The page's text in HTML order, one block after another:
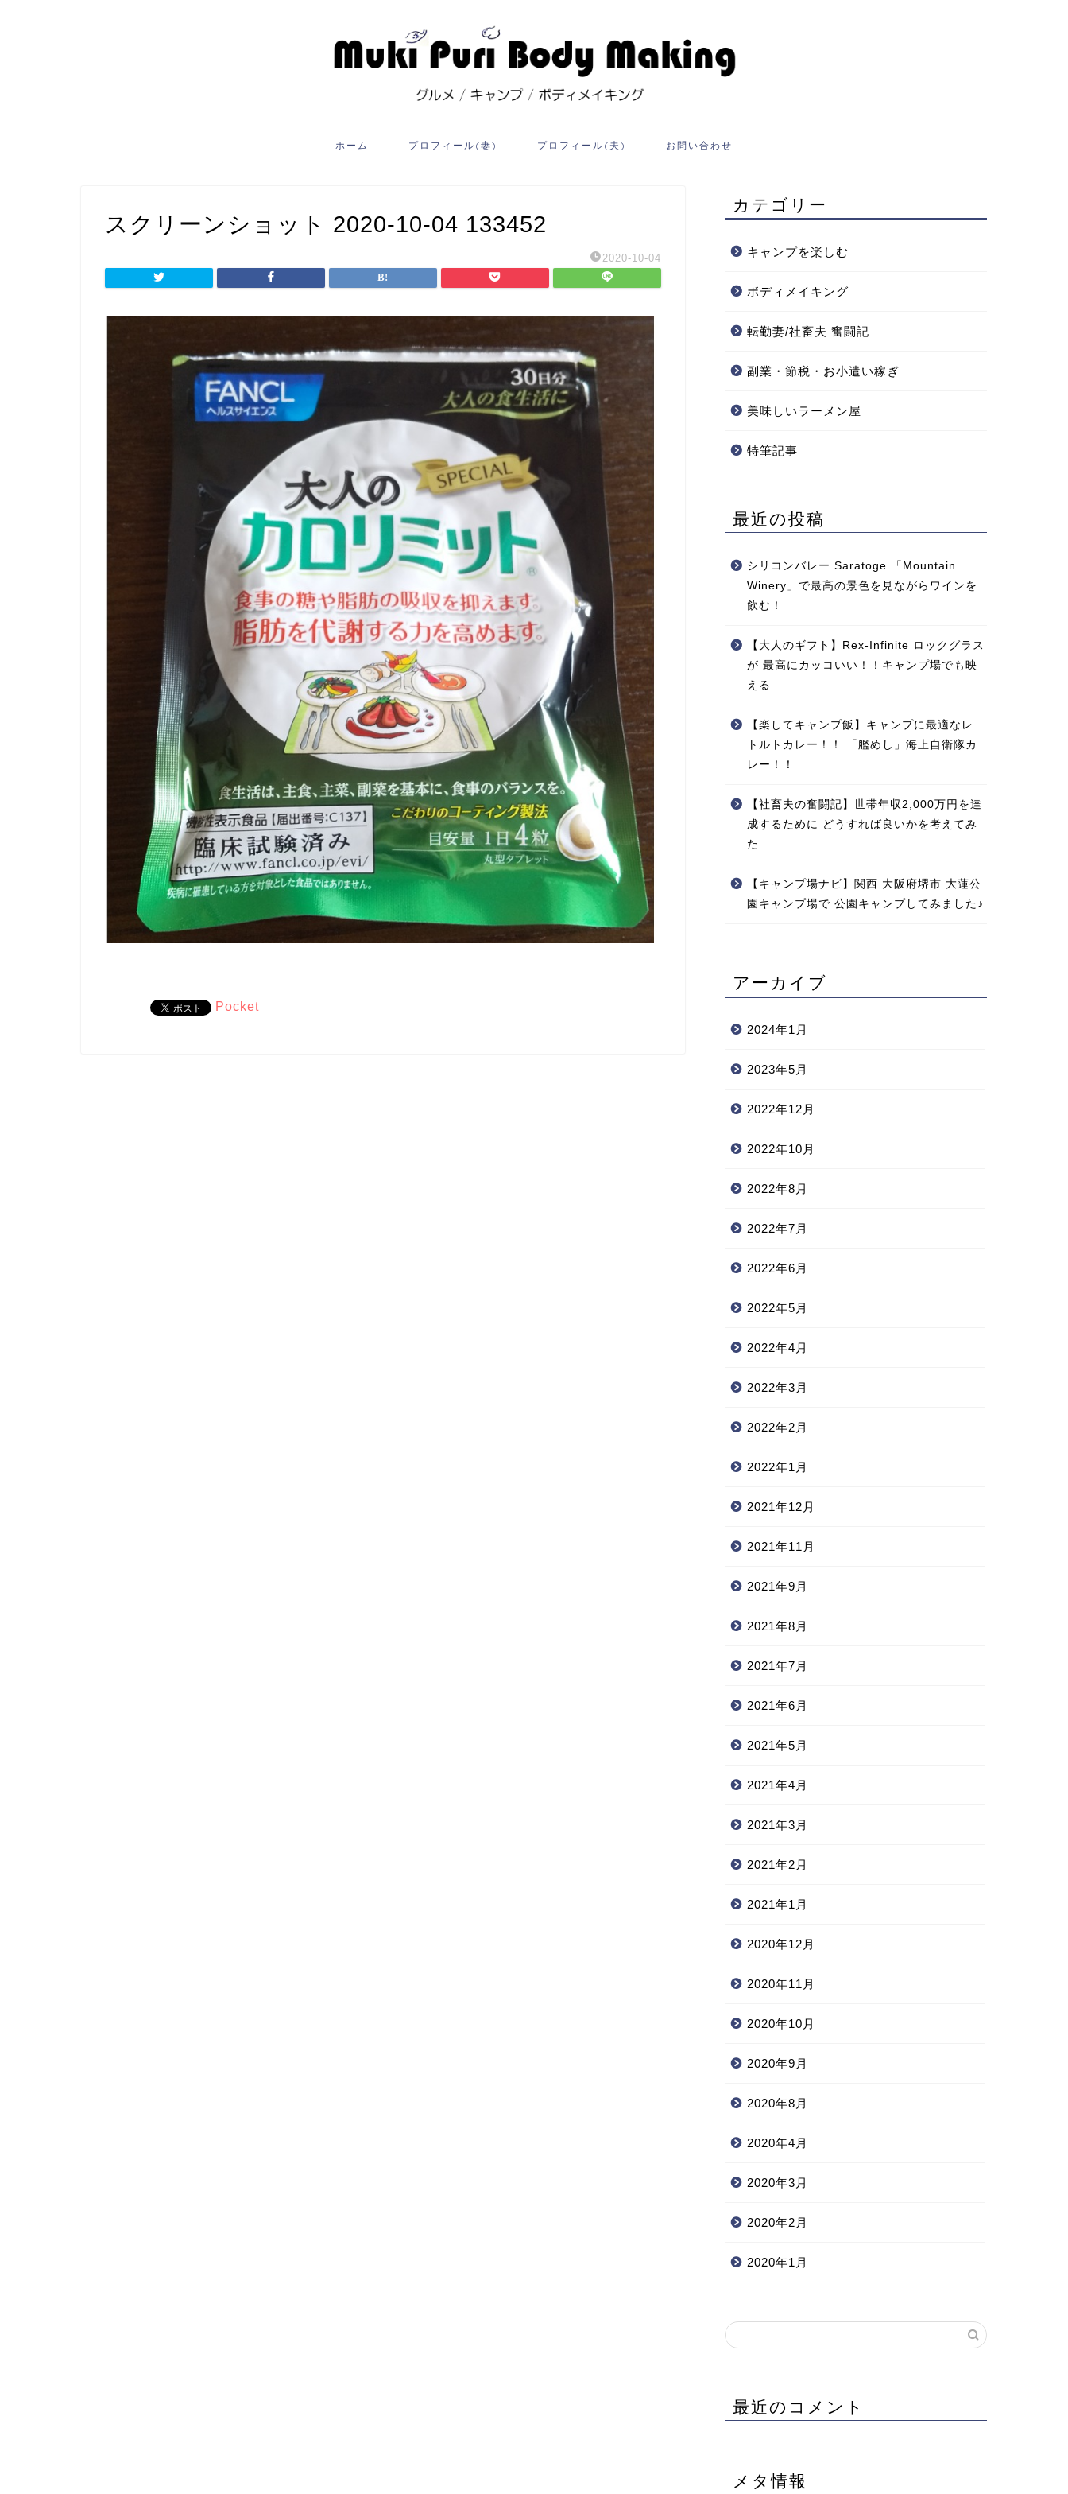
ホーム プロフィール(妻) プロフィール(夫) お問い合わせ
スクリーンショット 2020-10-04 133452
2020-10-04
Pocket
カテゴリー
キャンプを楽しむ
ボディメイキング
転勤妻/社畜夫 奮闘記
副業・節税・お小遣い稼ぎ
美味しいラーメン屋
特筆記事
最近の投稿
シリコンバレー Saratoge 「Mountain
Winery」で最高の景色を見ながらワインを
飲む！
【大人のギフト】Rex-Infinite ロックグラス
が 最高にカッコいい！！キャンプ場でも映
える
【楽してキャンプ飯】キャンプに最適なレ
トルトカレー！！ 「艦めし」海上自衛隊カ
レー！！
【社畜夫の奮闘記】世帯年収2,000万円を達
成するために どうすれば良いかを考えてみ
た
【キャンプ場ナビ】関西 大阪府堺市 大蓮公
園キャンプ場で 公園キャンプしてみました♪
アーカイブ
2024年1月
2023年5月
2022年12月
2022年10月
2022年8月
2022年7月
2022年6月
2022年5月
2022年4月
2022年3月
2022年2月
2022年1月
2021年12月
2021年11月
2021年9月
2021年8月
2021年7月
2021年6月
2021年5月
2021年4月
2021年3月
2021年2月
2021年1月
2020年12月
2020年11月
2020年10月
2020年9月
2020年8月
2020年4月
2020年3月
2020年2月
2020年1月
最近のコメント
メタ情報